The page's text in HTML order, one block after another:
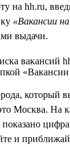
на hh.ru,
«Вакансии
выдачи.
который
Москва. На
и